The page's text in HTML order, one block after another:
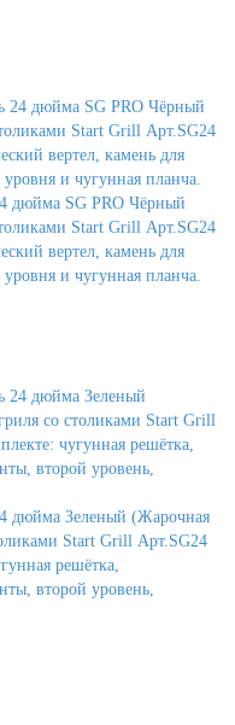
дюйма SG PRO Чёрный
Start Grill Арт.SG24
вертел, камень для
и чугунная планча.
дюйма Зеленый (Жарочная
Start Grill Арт.SG24
решётка,
второй уровень,